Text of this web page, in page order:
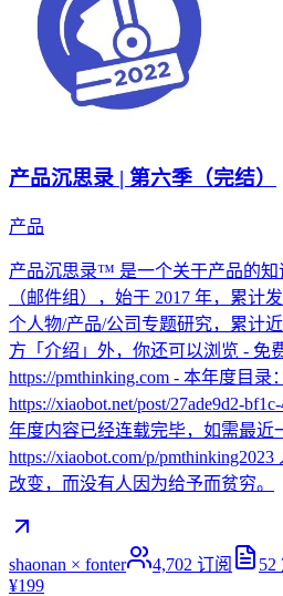
产品沉思录 | 第六季（完结）
产品
产品沉思录™ 是一个关于产品的知
（邮件组），始于 2017 年，累计
个人物/产品/公司专题研究，累计
方「介绍」外，你还可以浏览 - 免
https://pmthinking.com - 本年度目录：
https://xiaobot.net/post/27ade9d2-
年度内容已经连载完毕，如需最近
https://xiaobot.com/p/
改变，而没有人因为给予而贫穷。
shaonan × fonter 4,702 订阅 52
¥199